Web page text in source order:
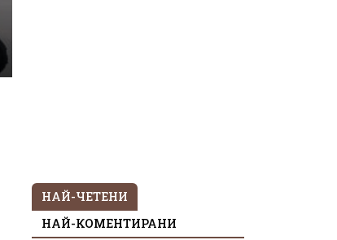
НАЙ-ЧЕТЕНИ
НАЙ-КОМЕНТИРАНИ